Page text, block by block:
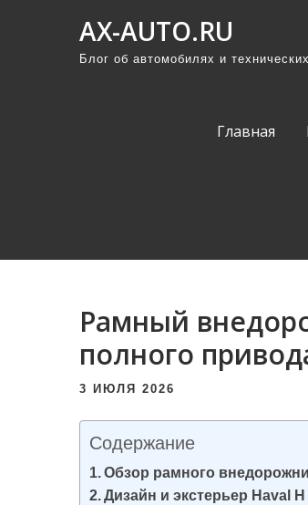
AX-AUTO.RU
Блог об автомобилях и
Главная
Рамный
полного
3 ИЮЛЯ 2026
Содержание
Обзор рамного
Дизайн и экстерьер Haval Н